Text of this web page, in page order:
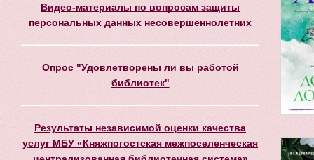
Видео-материалы по вопросам защиты
персональных данных несовершеннолетних
Опрос "Удовлетворены ли вы работой
библиотек"
Результаты независимой оценки качества
услуг МБУ «Княжпогостская межпоселенческая